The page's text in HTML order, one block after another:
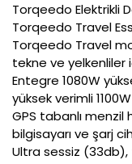
Torqeedo Elektrikli
Torqeedo Travel
Torqeedo Travel
tekne ve yelkenliler
Entegre 1080W
yüksek verimli
GPS tabanlı
bilgisayarı ve şarj
Ultra sessiz